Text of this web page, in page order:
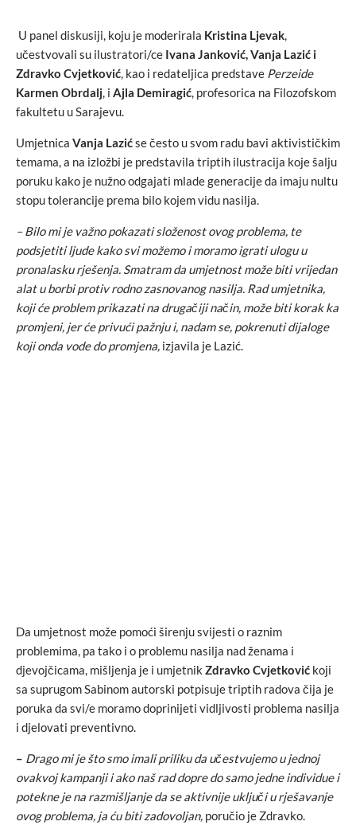
U panel diskusiji, koju je moderirala Kristina Ljevak,
učestvovali su ilustratori/ce Ivana Janković, Vanja Lazić i
Zdravko Cvjetković, kao i redateljica predstave Perzeide
Karmen Obrdalj, i Ajla Demiragić, profesorica na Filozofskom
fakultetu u Sarajevu.
Umjetnica Vanja Lazićse često u svom radu bavi aktivističkim
temama, a na izložbi je predstavila triptih ilustracija koje šalju
poruku kako je nužno odgajati mlade generacije da imaju nultu
stopu tolerancije prema bilo kojem vidu nasilja.
– Bilo mi je važno pokazati složenost ovog problema, te
podsjetiti ljude kako svi možemo i moramo igrati ulogu u
pronalasku rješenja. Smatram da umjetnost može biti vrijedan
alat u borbi protiv rodno zasnovanog nasilja. Rad umjetnika,
koji će problem prikazati na drugačiji način, može biti korak ka
promjeni, jer će privući pažnju i, nadam se, pokrenuti dijaloge
koji onda vode do promjena, izjavila je Lazić.
Da umjetnost može pomoći širenju svijesti o raznim
problemima, pa tako i o problemu nasilja nad ženama i
djevojčicama, mišljenja je i umjetnik Zdravko Cvjetković koji
sa suprugom Sabinom autorski potpisuje triptih radova čija je
poruka da svi/e moramo doprinijeti vidljivosti problema nasilja
i djelovati preventivno.
– Drago mi je što smo imali priliku da učestvujemo u jednoj
ovakvoj kampanji i ako naš rad dopre do samo jedne individue i
potekne je na razmišljanje da se aktivnije uključi u rješavanje
ovog problema, ja ću biti zadovoljan, poručio je Zdravko.